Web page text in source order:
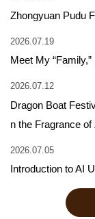
Zhongyuan Pudu
2026.07.19
Meet My
2026.07.12
Dragon Boat
n the Fragrance
2026.07.05
Introduction to AI